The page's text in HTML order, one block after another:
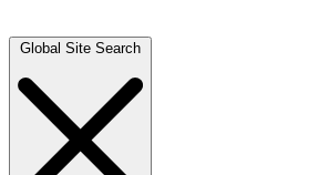
Global Site Search